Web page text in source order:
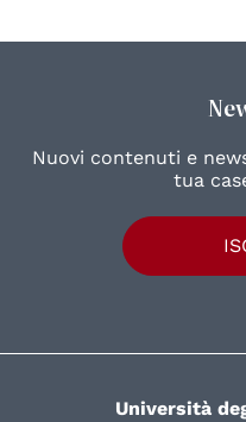
Nuovi contenuti e
tua
Università